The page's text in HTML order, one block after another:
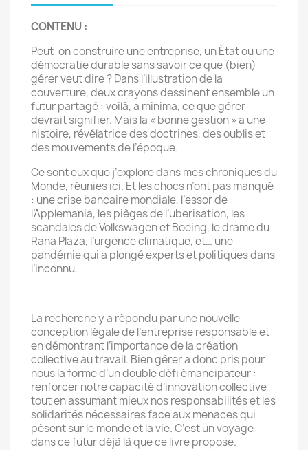
CONTENU :
Peut-on construire une entreprise, un État ou une
démocratie durable sans savoir ce que (bien)
gérer veut dire ? Dans l’illustration de la
couverture, deux crayons dessinent ensemble un
futur partagé : voilà, a minima, ce que gérer
devrait signifier. Mais la « bonne gestion » a une
histoire, révélatrice des doctrines, des oublis et
des mouvements de l’époque.
Ce sont eux que j’explore dans mes chroniques du
Monde, réunies ici. Et les chocs n’ont pas manqué
: une crise bancaire mondiale, l’essor de
l’Applemania, les pièges de l’uberisation, les
scandales de Volkswagen et Boeing, le drame du
Rana Plaza, l’urgence climatique, et… une
pandémie qui a plongé experts et politiques dans
l’inconnu.
La recherche y a répondu par une nouvelle
conception légale de l’entreprise responsable et
en démontrant l’importance de la création
collective au travail. Bien gérer a donc pris pour
nous la forme d’un double défi émancipateur :
renforcer notre capacité d’innovation collective
tout en assumant mieux nos responsabilités et les
solidarités nécessaires face aux menaces qui
pèsent sur le monde et la vie. C’est un voyage
dans ce futur déjà là que ce livre propose.